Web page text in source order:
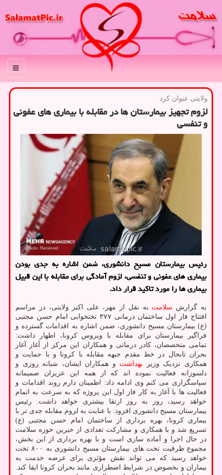
منو
ولایتی عنوان كرد
لزوم تجهیز بیمارستان ها در مقابله با بیماری های عفونی
و تنفسی
رئیس بیمارستان مسیح دانشوری، ضمن اشاره به جدی بودن
بیماری های عفونی و تنفسی، لزوم آمادگی برای مقابله با این قبیل
بیماری ها را مورد تاکید قرار داد.
به گزارش سلامت به نقل از مهر، علی اکبر ولایتی، در مراسم
افتتاح فاز اول ساختمان درمانی ۳۷۷ تختخوابی امام حسن مجتبی
(ع) بیمارستان مسیح دانشوری، ضمن اشاره به اقدامات گسترده و
فراگیر بیمارستان برای مقابله با ویروس کرونا، اظهار داشت:
تمامی متخصصان، کادر درمانی و همکاران این مرکز از آغاز آغاز
بحران تابحال در خط مقدم جبهه مقابله با کرونا و با حمایت و
همکاری نزدیک وزیر بهداشت و همکاران ایشان، شبانه روزی و
دلسوزانه فعالیت نموده اند که از همه این عزیزان صمیمانه
سپاسگزاری می کنم وی ادامه داد: اطمینان دارم روند اقدامات و
فعالیت ها با آغاز به کار فاز اول این پروژه که به سرعت به اتمام
خواهد رسید، روز به روز ارتقا بیشتری خواهد داشت. رئیس
بیمارستان مسیح دانشوری افزود: با عنایت به لزوم مقابله جدی تر با
بیماری کرونا، بهره برداری از ساختمان امام حسن مجتبی (ع)
تسریع شد و با همکاری و مشارکت تعدادی از خیرین حوزه سلامت
در حال اجرا و آماده سازی است و با بهره برداری از این بخش،
مجموع ظرفیت تخت های بیمارستان مسیح دانشوری به ۸۰۰ تخت
خواهد رسید که می تواند نقش مؤثری برای عرضه خدمت به
بیماران و بخصوص در شرایط اضطراری مانند بحران کرونا ایفا کند.